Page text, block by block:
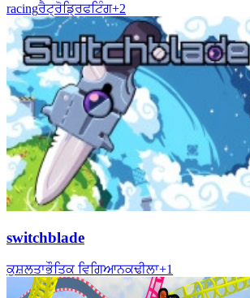
racingਰੈਟ੍ਰੋਡ੍ਰਿਫਟਿੰਗ+2
switchblade
ਕੁਸ਼ਲਤਾਭੌਤਿਕ ਵਿਗਿਆਨਕਢੀਲਾ+1